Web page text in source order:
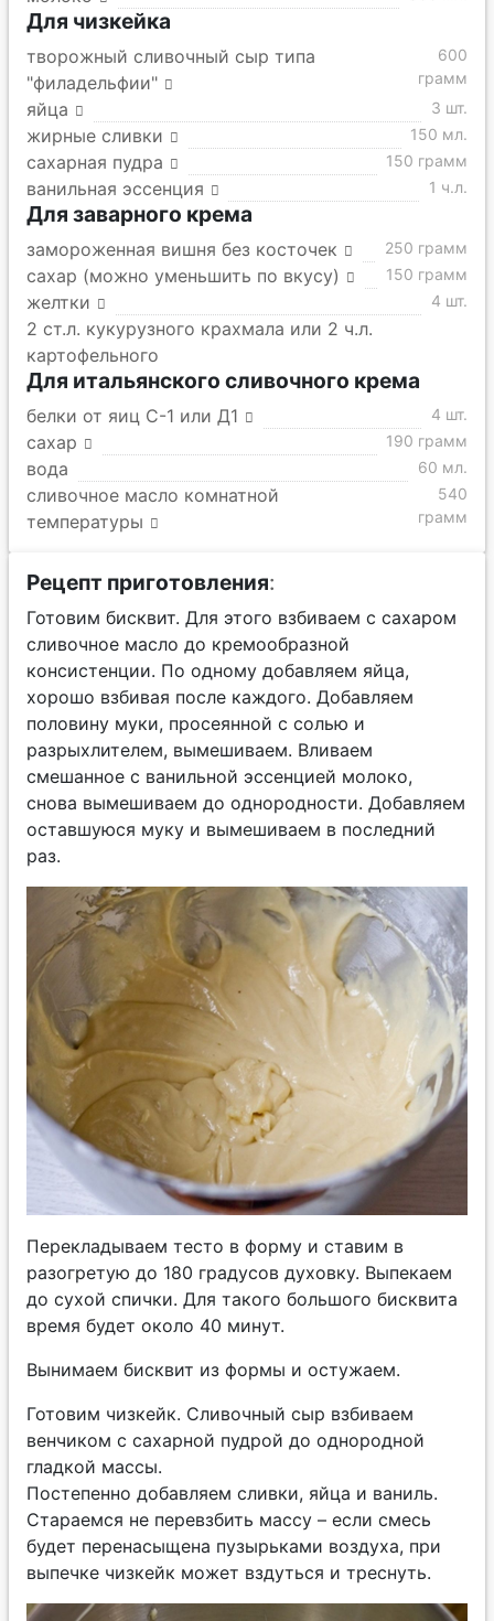
Для чизкейка
творожный сливочный сыр типа
"филадельфии"
600
грамм
яйца 3 шт.
жирные сливки 150 мл.
сахарная пудра 150 грамм
ванильная эссенция 1 ч.л.
Для заварного крема
замороженная вишня без косточек 250 грамм
сахар (можно уменьшить по вкусу) 150 грамм
желтки 4 шт.
2 ст.л. кукурузного крахмала или 2 ч.л.
картофельного
Для итальянского сливочного крема
белки от яиц С-1 или Д1 4 шт.
сахар 190 грамм
вода 60 мл.
сливочное масло комнатной
температуры
540
грамм
Рецепт приготовления:
Готовим бисквит. Для этого взбиваем с сахаром
сливочное масло до кремообразной
консистенции. По одному добавляем яйца,
хорошо взбивая после каждого. Добавляем
половину муки, просеянной с солью и
разрыхлителем, вымешиваем. Вливаем
смешанное с ванильной эссенцией молоко,
снова вымешиваем до однородности. Добавляем
оставшуюся муку и вымешиваем в последний
раз.
Перекладываем тесто в форму и ставим в
разогретую до 180 градусов духовку. Выпекаем
до сухой спички. Для такого большого бисквита
время будет около 40 минут.
Вынимаем бисквит из формы и остужаем.
Готовим чизкейк. Сливочный сыр взбиваем
венчиком с сахарной пудрой до однородной
гладкой массы.
Постепенно добавляем сливки, яйца и ваниль.
Стараемся не перевзбить массу – если смесь
будет перенасыщена пузырьками воздуха, при
выпечке чизкейк может вздуться и треснуть.